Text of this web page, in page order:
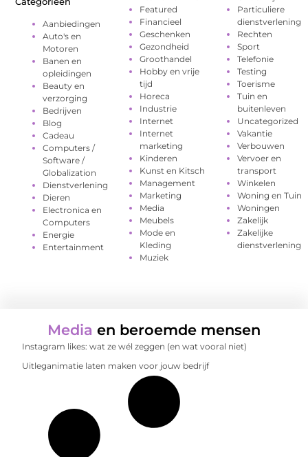
Aanbiedingen
Auto's en
Motoren
Banen en
opleidingen
Beauty en
verzorging
Bedrijven
Blog
Cadeau
Computers /
Software /
Globalization
Dienstverlening
Dieren
Electronica en
Computers
Energie
Entertainment
Featured
Financieel
Geschenken
Gezondheid
Groothandel
Hobby en vrije
tijd
Horeca
Industrie
Internet
Internet
marketing
Kinderen
Kunst en Kitsch
Management
Marketing
Media
Meubels
Mode en
Kleding
Muziek
Particuliere
dienstverlening
Rechten
Sport
Telefonie
Testing
Toerisme
Tuin en
buitenleven
Uncategorized
Vakantie
Verbouwen
Vervoer en
transport
Winkelen
Woning en Tuin
Woningen
Zakelijk
Zakelijke
dienstverlening
Media en beroemde mensen
Instagram likes: wat ze wél zeggen (en wat vooral niet)
Uitleganimatie laten maken voor jouw bedrijf